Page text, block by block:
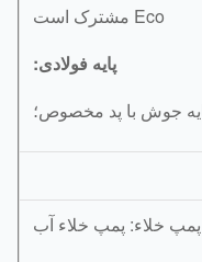
پایه فولادی:
جوش با پد مخصوص؛
پمپ خلاء آب